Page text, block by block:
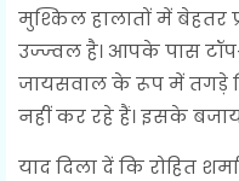
मुश्किल हालातों में बेहतर
उज्‍ज्‍वल है। आपके पास
जायसवाल के रूप में तगड़े
नहीं कर रहे हैं। इसके बजाय
याद दिला दें कि रोहित